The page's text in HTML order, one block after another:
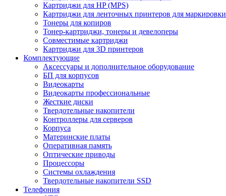
Картриджи для HP (MPS)
Картриджи для ленточных принтеров для маркировки
Тонеры для копиров
Тонер-картриджи, тонеры и девелоперы
Совместимые картриджи
Картриджи для 3D принтеров
Комплектующие
Аксессуары и дополнительное оборудование
БП для корпусов
Видеокарты
Видеокарты профессиональные
Жесткие диски
Твердотельные накопители
Контроллеры для серверов
Корпуса
Материнские платы
Оперативная память
Оптические приводы
Процессоры
Системы охлаждения
Твердотельные накопители SSD
Телефония